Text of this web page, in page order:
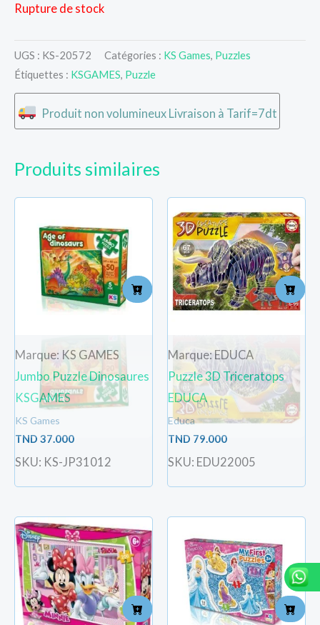
Rupture de stock
UGS : KS-20572 Catégories : KS Games, Puzzles
Étiquettes : KSGAMES, Puzzle
Produit non volumineux Livraison à Tarif=7dt
Produits similaires
Marque: KS GAMES
Jumbo Puzzle Dinosaures
KSGAMES
KS Games
TND 37.000
SKU: KS-JP31012
Marque: EDUCA
Puzzle 3D Triceratops
EDUCA
Educa
TND 79.000
SKU: EDU22005